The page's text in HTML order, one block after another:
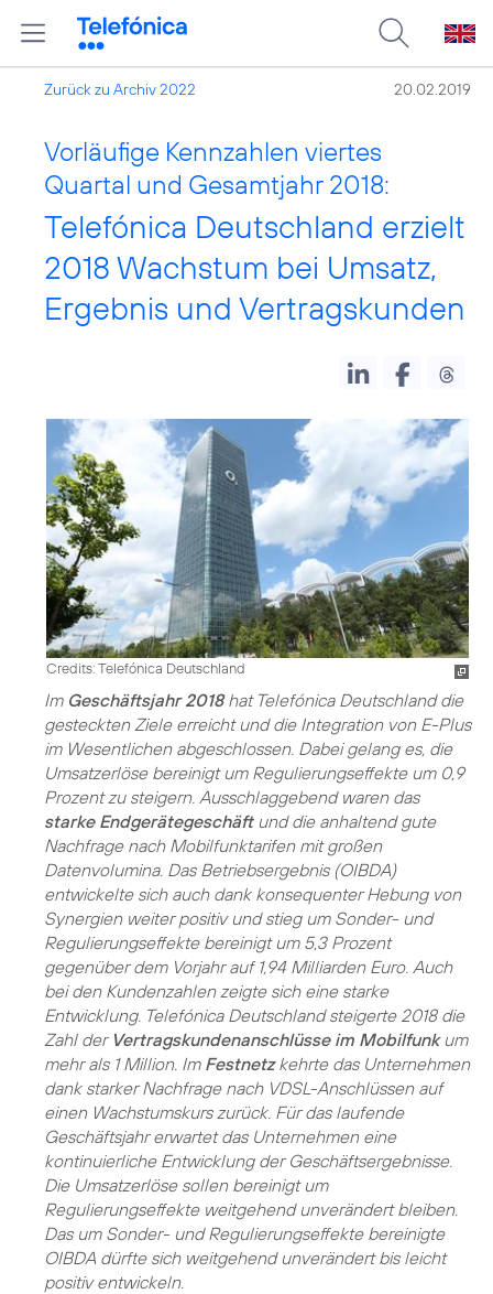
Zurück zu Archiv 2022 20.02.2019
Vorläufige Kennzahlen viertes
Quartal und Gesamtjahr 2018:
Telefónica Deutschland erzielt
2018 Wachstum bei Umsatz,
Ergebnis und Vertragskunden
Credits: Telefónica Deutschland
ImGeschäftsjahr 2018hat Telefónica Deutschland die
gesteckten Ziele erreicht und die Integration von E-Plus
im Wesentlichen abgeschlossen. Dabei gelang es, die
Umsatzerlöse bereinigt um Regulierungseffekte um 0,9
Prozent zu steigern. Ausschlaggebend waren das
starke Endgerätegeschäftund die anhaltend gute
Nachfrage nach Mobilfunktarifen mit großen
Datenvolumina. Das Betriebsergebnis (OIBDA)
entwickelte sich auch dank konsequenter Hebung von
Synergien weiter positiv und stieg um Sonder- und
Regulierungseffekte bereinigt um 5,3 Prozent
gegenüber dem Vorjahr auf 1,94 Milliarden Euro. Auch
bei den Kundenzahlen zeigte sich eine starke
Entwicklung. Telefónica Deutschland steigerte 2018 die
Zahl der Vertragskundenanschlüsse im Mobilfunkum
mehr als 1 Million. Im Festnetzkehrte das Unternehmen
dank starker Nachfrage nach VDSL-Anschlüssen auf
einen Wachstumskurs zurück. Für das laufende
Geschäftsjahr erwartet das Unternehmen eine
kontinuierliche Entwicklung der Geschäftsergebnisse.
Die Umsatzerlöse sollen bereinigt um
Regulierungseffekte weitgehend unverändert bleiben.
Das um Sonder- und Regulierungseffekte bereinigte
OIBDA dürfte sich weitgehend unverändert bis leicht
positiv entwickeln.